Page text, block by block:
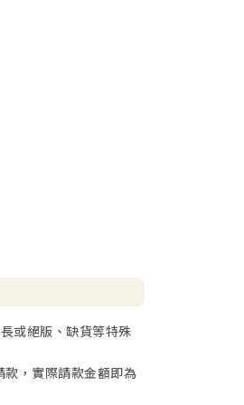
或絕版、缺貨等特殊
，實際請款金額即為